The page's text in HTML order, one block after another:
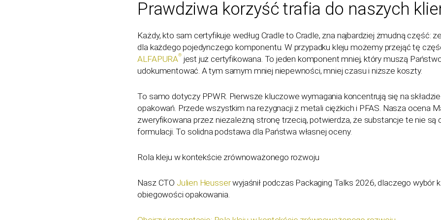
Prawdziwa korzyść trafia do naszych
Każdy, kto sam certyfikuje według Cradle to Cradle, zna najbardziej żmudną część:
dla każdego pojedynczego komponentu. W przypadku kleju możemy przejąć tę
ALFAPURA® jest już certyfikowana. To jeden komponent mniej, który muszą
udokumentować. A tym samym mniej niepewności, mniej czasu i niższe koszty.
To samo dotyczy PPWR. Pierwsze kluczowe wymagania koncentrują się na
opakowań. Przede wszystkim na rezygnacji z metali ciężkich i PFAS. Nasza ocena
zweryfikowana przez niezależną stronę trzecią, potwierdza, że substancje te nie
formulacji. To solidna podstawa dla Państwa własnej oceny.
Rola kleju w kontekście zrównoważonego rozwoju
Nasz CTO Julien Heusserwyjaśnił podczas Packaging Talks 2026, dlaczego wybór
obiegowości opakowania.